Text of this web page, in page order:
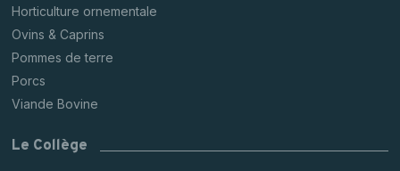
Horticulture ornementale
Ovins & Caprins
Pommes de terre
Porcs
Viande Bovine
Le Collège